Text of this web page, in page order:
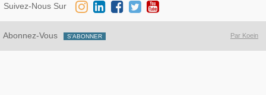
Par Koein
Abonnez-Vous
Suivez-Nous Sur